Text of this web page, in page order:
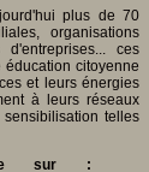
plus de 70
organisations
d'entreprises... ces
citoyenne
et leurs énergies
à leurs réseaux
telles
sur :